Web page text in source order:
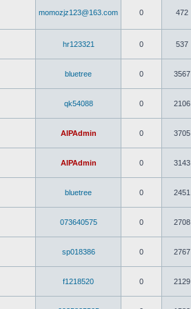
momozjz123@163.com 0 472
hr123321 0 537
bluetree 0 3567
qk54088 0 2106
AIPAdmin 0 3705
AIPAdmin 0 3143
bluetree 0 2451
073640575 0 2708
sp018386 0 2767
f1218520 0 2129